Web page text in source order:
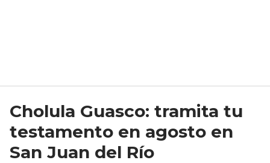
Cholula Guasco: tramita tu
testamento en agosto en
San Juan del Río